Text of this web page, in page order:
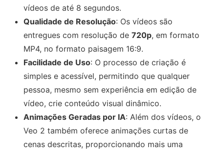
vídeos de até 8 segundos.
Qualidade de Resolução: Os vídeos são
entregues com resolução de 720p, em formato
MP4, no formato paisagem 16:9.
Facilidade de Uso: O processo de criação é
simples e acessível, permitindo que qualquer
pessoa, mesmo sem experiência em edição de
vídeo, crie conteúdo visual dinâmico.
Animações Geradas por IA: Além dos vídeos, o
Veo 2 também oferece animações curtas de
cenas descritas, proporcionando mais uma